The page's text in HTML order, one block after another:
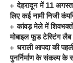
देहरादून में 11 अगस्त
लिए कई नामी निजी
कांवड़ मेले में
मोबाइल फूड टेस्टिंग लैब
धराली आपदा की
पुनर्निर्माण के संकल्प के